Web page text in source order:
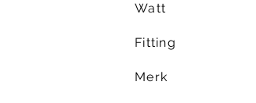
Watt
Fitting
Merk